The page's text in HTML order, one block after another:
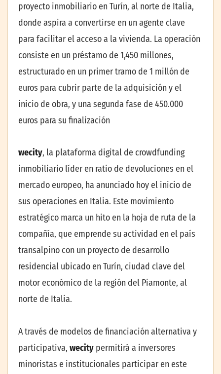
proyecto inmobiliario en Turín, al norte de Italia,
donde aspira a convertirse en un agente clave
para facilitar el acceso a la vivienda. La operación
consiste en un préstamo de 1,450 millones,
estructurado en un primer tramo de 1 millón de
euros para cubrir parte de la adquisición y el
inicio de obra, y una segunda fase de 450.000
euros para su finalización
wecity, la plataforma digital de crowdfunding
inmobiliario líder en ratio de devoluciones en el
mercado europeo, ha anunciado hoy el inicio de
sus operaciones en Italia. Este movimiento
estratégico marca un hito en la hoja de ruta de la
compañía, que emprende su actividad en el país
transalpino con un proyecto de desarrollo
residencial ubicado en Turín, ciudad clave del
motor económico de la región del Piamonte, al
norte de Italia.
A través de modelos de financiación alternativa y
participativa, wecity permitirá a inversores
minoristas e institucionales participar en este